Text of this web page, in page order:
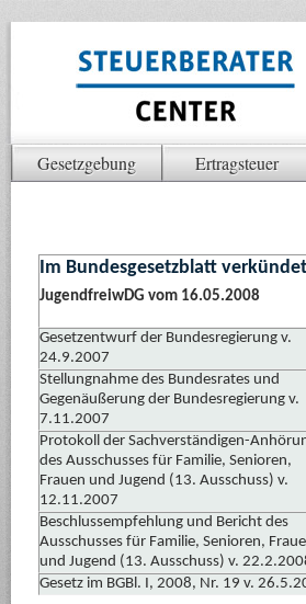
Gesetzgebung Ertragsteuer
Im Bundesgesetzblatt
JugendfreiwDG vom 16.05.2008
Gesetzentwurf der Bundesregierung v.
24.9.2007
Stellungnahme des Bundesrates und
Gegenäußerung der Bundesregierung v.
7.11.2007
Protokoll der Sachverständigen-
des Ausschusses für Familie, Senioren,
Frauen und Jugend (13. Ausschuss) v.
12.11.2007
Beschlussempfehlung und Bericht des
Ausschusses für Familie, Senioren,
und Jugend (13. Ausschuss) v.
Gesetz im BGBl. I, 2008, Nr. 19 v.